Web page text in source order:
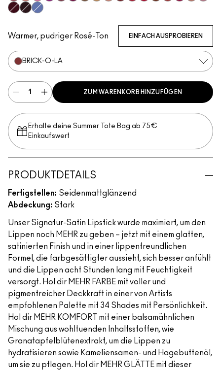
BraveCreme Cup
Saint German
Violet Vaport
Warmer, pudriger Rosé-Ton EINFACH AUSPROBIEREN
BRICK-O-LA
ZUM WARENKORB HINZUFÜGEN
Erhalte deine Summer Tote Bag ab 75€
Einkaufswert​
PRODUKTDETAILS
Fertigstellen: Seidenmattglänzend
Abdeckung: Stark
Unser Signatur-Satin Lipstick wurde maximiert, um den
Lippen noch MEHR zu geben – jetzt mit einem glatten,
satinierten Finish und in einer lippenfreundlichen
Formel, die farbgesättigter aussieht, sich besser anfühlt
und die Lippen acht Stunden lang mit Feuchtigkeit
versorgt. Hol dir MEHR FARBE mit voller und
pigmentreicher Deckkraft in einer von Artists
empfohlenen Palette mit 34 Shades mit Persönlichkeit.
Hol dir MEHR KOMFORT mit einer balsamähnlichen
Mischung aus wohltuenden Inhaltsstoffen, wie
Granatapfelblütenextrakt, um die Lippen zu
hydratisieren sowie Kameliensamen- und Hagebuttenöl,
um sie zu pflegen. Hol dir MEHR GLÄTTE mit dieser